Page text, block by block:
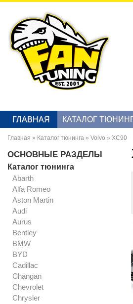
ГЛАВНАЯ КАТАЛОГ
Главная » Каталог тюнинга » Volvo » XC90
ОСНОВНЫЕ РАЗДЕЛЫ
Каталог тюнинга
Abarth
Alfa Romeo
Aston Martin
Audi
Aurus
Bentley
BMW
BYD
Cadillac
Changan
Chevrolet
Chrysler